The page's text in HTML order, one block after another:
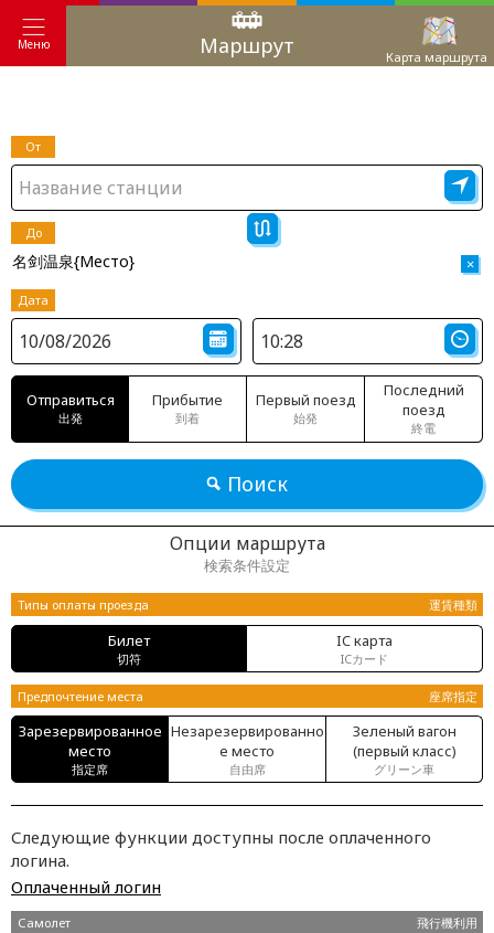
Меню Маршрут Карта маршрута
От
До
名剑温泉{Место} ×
Дата
Отправиться
出発
Прибытие
到着
Первый поезд
始発
Последний
поезд
終電
Поиск
Опции маршрута
検索条件設定
Типы оплаты проезда 運賃種類
Билет
切符
IC карта
ICカード
Предпочтение места 座席指定
Зарезервированное
место
指定席
Незарезервированно
е место
自由席
Зеленый вагон
(первый класс)
グリーン車
Следующие функции доступны после оплаченного
логина.
Оплаченный логин
Самолет 飛行機利用